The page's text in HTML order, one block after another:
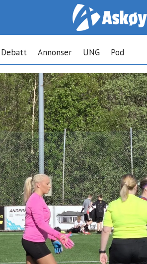
Debatt Annonser UNG Pod